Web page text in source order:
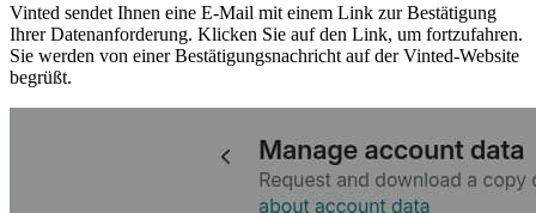
Vinted sendet Ihnen eine E-Mail mit einem Link zur Bestätigung
Ihrer Datenanforderung. Klicken Sie auf den Link, um fortzufahren.
Sie werden von einer Bestätigungsnachricht auf der Vinted-Website
begrüßt.